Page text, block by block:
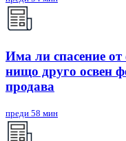
Има ли спасение
нищо друго освен
продава
преди 58 мин